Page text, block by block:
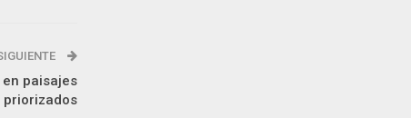
paisajes
priorizados